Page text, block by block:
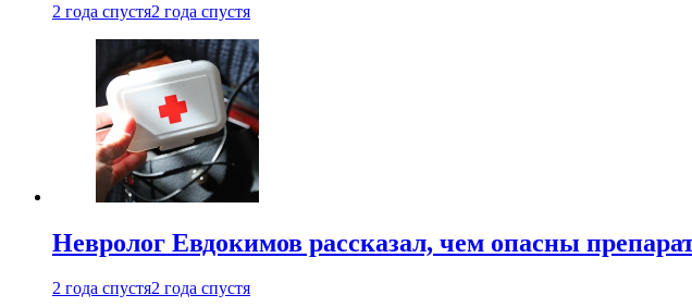
2 года спустя2 года спустя
Невролог Евдокимов рассказал, чем опасны
2 года спустя2 года спустя